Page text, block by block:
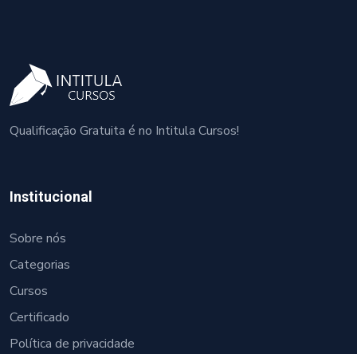
Qualificação Gratuita é no Intitula Cursos!
Institucional
Sobre nós
Categorias
Cursos
Certificado
Política de privacidade